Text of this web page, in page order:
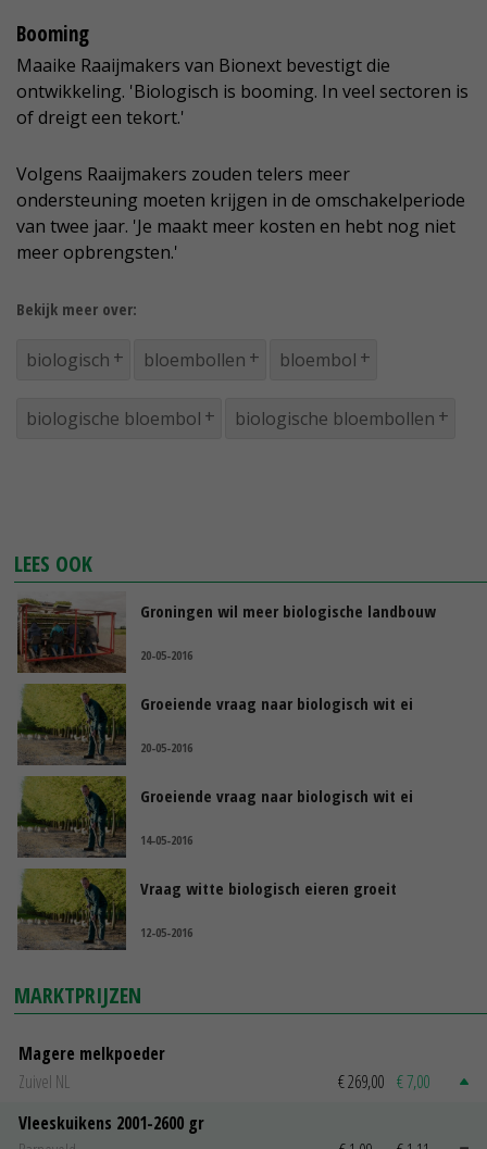
Booming
Maaike Raaijmakers van Bionext bevestigt die
ontwikkeling. 'Biologisch is booming. In veel sectoren is
of dreigt een tekort.'
Volgens Raaijmakers zouden telers meer
ondersteuning moeten krijgen in de omschakelperiode
van twee jaar. 'Je maakt meer kosten en hebt nog niet
meer opbrengsten.'
Bekijk meer over:
biologisch bloembollen bloembol
biologische bloembol biologische bloembollen
LEES OOK
Groningen wil meer biologische landbouw
20-05-2016
Groeiende vraag naar biologisch wit ei
20-05-2016
Groeiende vraag naar biologisch wit ei
14-05-2016
Vraag witte biologisch eieren groeit
12-05-2016
MARKTPRIJZEN
Magere melkpoeder
Zuivel NL
€ 269,00 € 7,00
Vleeskuikens 2001-2600 gr